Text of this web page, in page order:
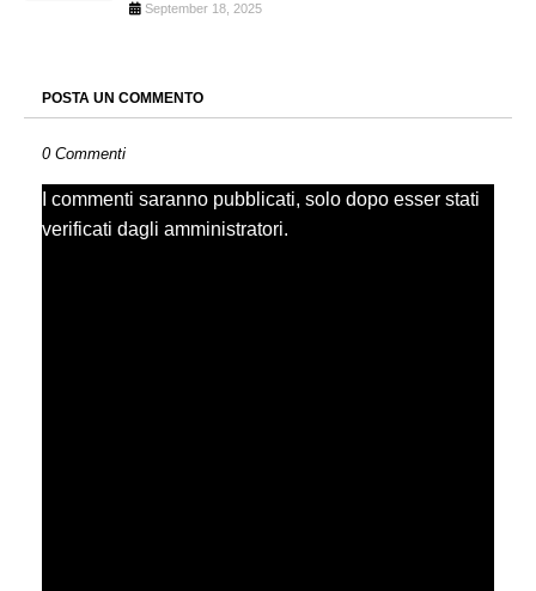
September 18, 2025
POSTA UN COMMENTO
0 Commenti
I commenti saranno pubblicati, solo dopo esser stati
verificati dagli amministratori.